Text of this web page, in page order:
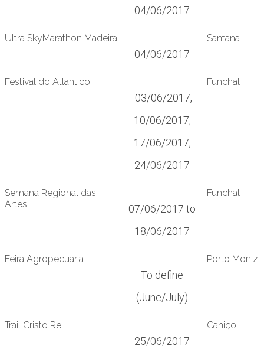
04/06/2017
Ultra SkyMarathon Madeira
04/06/2017
Santana
Festival do Atlantico
03/06/2017,
10/06/2017,
17/06/2017,
24/06/2017
Funchal
Semana Regional das
Artes
07/06/2017 to
18/06/2017
Funchal
Feira Agropecuaria
To define
(June/July)
Porto Moniz
Trail Cristo Rei
25/06/2017
Caniço